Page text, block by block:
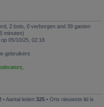
2 bots, 0 verborgen and 39 gasten
minuten)
op 05/10/25, 02:18
gebruikers
,
• Aantal leden 325 • Ons nieuwste lid is